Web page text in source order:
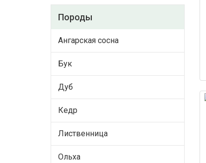
Породы
Ангарская сосна
Бук
Дуб
Кедр
Лиственница
Ольха